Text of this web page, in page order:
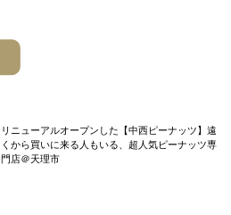
リニューアルオープンした【中西ピーナッツ】遠
くから買いに来る人もいる、超人気ピーナッツ専
門店＠天理市